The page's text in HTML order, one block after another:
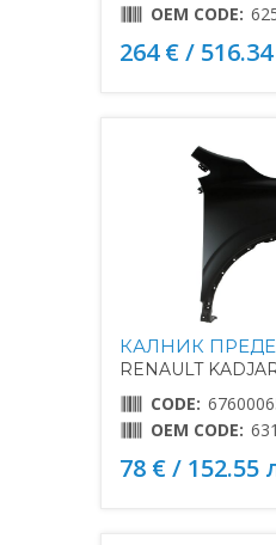
OEM CODE:
264 € /
КАЛНИК
RENAULT
CODE:
OEM CODE:
78 € / 152.55